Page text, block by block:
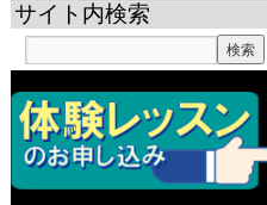
サイト内検索